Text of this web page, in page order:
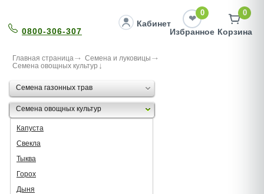
0800-306-307
Кабинет
0
Избранное
0
Корзина
Главная страница
Семена и луковицы
Семена овощных культур
Семена газонных трав
Семена овощных культур
Капуста
Свекла
Тыква
Горох
Дыня